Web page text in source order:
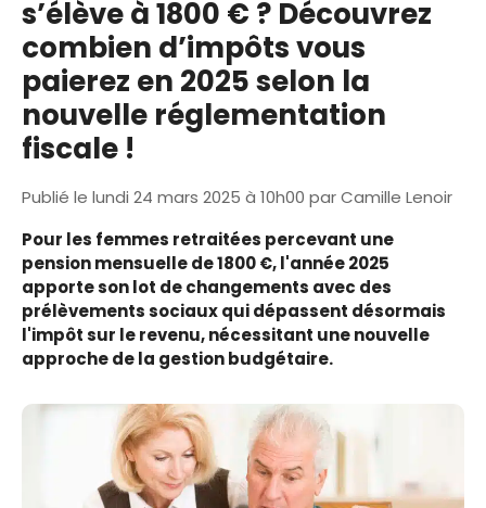
s’élève à 1800 € ? Découvrez
combien d’impôts vous
paierez en 2025 selon la
nouvelle réglementation
fiscale !
Publié le lundi 24 mars 2025 à 10h00 parCamille Lenoir
Pour les femmes retraitées percevant une
pension mensuelle de 1800 €, l'année 2025
apporte son lot de changements avec des
prélèvements sociaux qui dépassent désormais
l'impôt sur le revenu, nécessitant une nouvelle
approche de la gestion budgétaire.